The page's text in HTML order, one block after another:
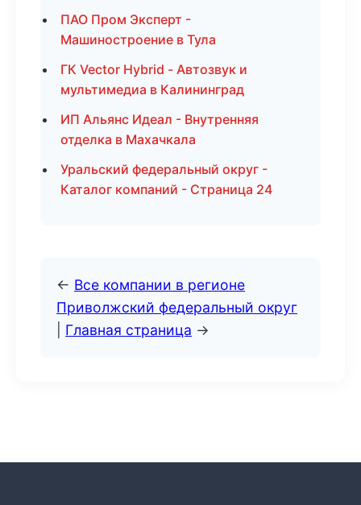
ПАО Пром Эксперт -
Машиностроение в Тула
ГК Vector Hybrid - Автозвук и
мультимедиа в Калининград
ИП Альянс Идеал - Внутренняя
отделка в Махачкала
Уральский федеральный округ -
Каталог компаний - Страница 24
← Все компании в регионе
Приволжский федеральный округ
Главная страница →